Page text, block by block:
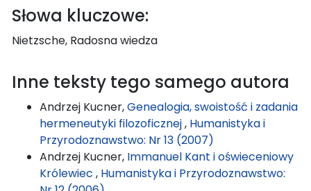
Słowa kluczowe:
Nietzsche, Radosna wiedza
Inne teksty tego samego autora
Andrzej Kucner,Genealogia, swoistość i zadania
hermeneutyki filozoficznej, Humanistyka i
Przyrodoznawstwo: Nr 13 (2007)
Andrzej Kucner, Immanuel Kant i oświeceniowy
Królewiec , Humanistyka i Przyrodoznawstwo: